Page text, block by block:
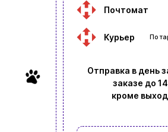
Почтомат
Курьер По
Отправка в день
заказе до
кроме